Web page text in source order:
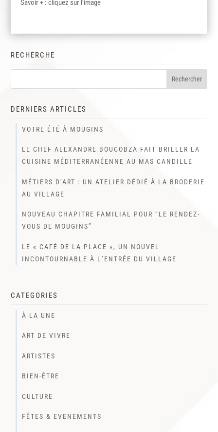
Savoir + : cliquez sur l’image
RECHERCHE
DERNIERS ARTICLES
VOTRE ÉTÉ À MOUGINS
LE CHEF ALEXANDRE BOUCOBZA FAIT BRILLER LA
CUISINE MÉDITERRANÉENNE AU MAS CANDILLE
MÉTIERS D’ART : UN ATELIER DÉDIÉ À LA BRODERIE
AU VILLAGE
NOUVEAU CHAPITRE FAMILIAL POUR “LE RENDEZ-
VOUS DE MOUGINS”
LE « CAFÉ DE LA PLACE », UN NOUVEL
INCONTOURNABLE À L’ENTRÉE DU VILLAGE
CATEGORIES
À LA UNE
ART DE VIVRE
ARTISTES
BIEN-ÊTRE
CULTURE
FÊTES & EVENEMENTS